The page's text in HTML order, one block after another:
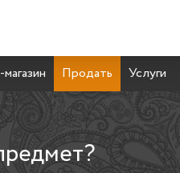
Продать Услуги